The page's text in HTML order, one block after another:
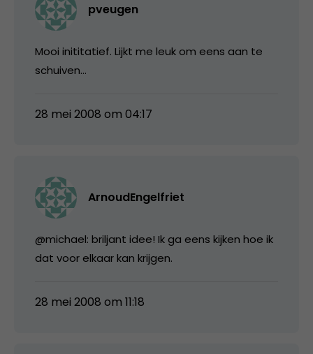
pveugen
Mooi inititatief. Lijkt me leuk om eens aan te
schuiven…
28 mei 2008 om 04:17
ArnoudEngelfriet
@michael: briljant idee! Ik ga eens kijken hoe ik
dat voor elkaar kan krijgen.
28 mei 2008 om 11:18